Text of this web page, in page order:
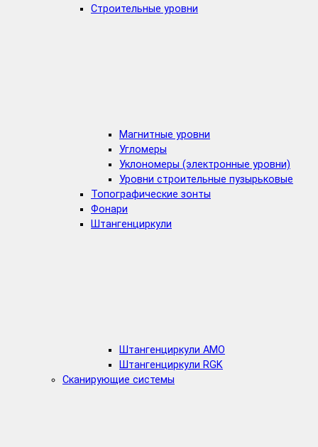
Строительные уровни
Магнитные уровни
Угломеры
Уклономеры (электронные уровни)
Уровни строительные пузырьковые
Топографические зонты
Фонари
Штангенциркули
Штангенциркули AMO
Штангенциркули RGK
Сканирующие системы